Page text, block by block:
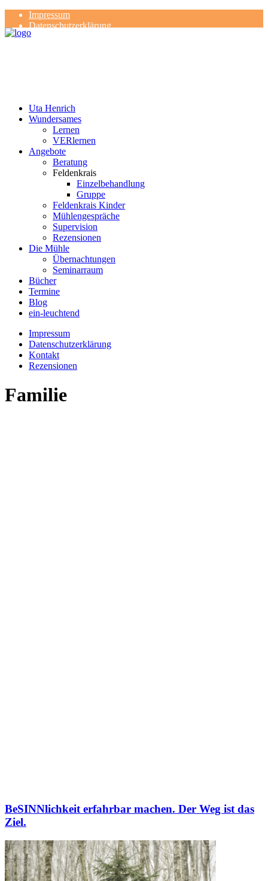
Impressum
Datenschutzerklärung
Kontakt
Uta Henrich
Wundersames
Lernen
VERlernen
Angebote
Beratung
Feldenkrais
Einzelbehandlung
Gruppe
Feldenkrais Kinder
Mühlengespräche
Supervision
Rezensionen
Die Mühle
Übernachtungen
Seminarraum
Bücher
Termine
Blog
ein-leuchtend
Impressum
Datenschutzerklärung
Kontakt
Rezensionen
Familie
BeSINNlichkeit erfahrbar machen. Der Weg ist das
Ziel.